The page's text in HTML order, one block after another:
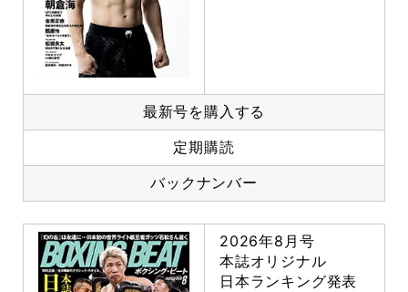
最新号を購入する
定期購読
バックナンバー
2026年8月号
本誌オリジナル
日本ランキング発表